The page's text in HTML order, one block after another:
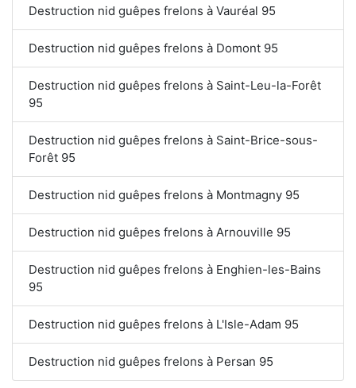
Destruction nid guêpes frelons à Vauréal 95
Destruction nid guêpes frelons à Domont 95
Destruction nid guêpes frelons à Saint-Leu-la-Forêt
95
Destruction nid guêpes frelons à Saint-Brice-sous-
Forêt 95
Destruction nid guêpes frelons à Montmagny 95
Destruction nid guêpes frelons à Arnouville 95
Destruction nid guêpes frelons à Enghien-les-Bains
95
Destruction nid guêpes frelons à L'Isle-Adam 95
Destruction nid guêpes frelons à Persan 95